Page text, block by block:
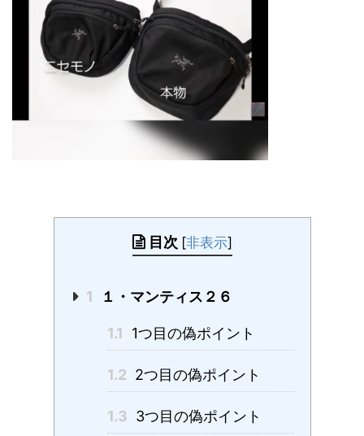
目次 [非表示]
1 １・マンティス２６
1.1 1つ目の偽ポイント
1.2 2つ目の偽ポイント
1.3 3つ目の偽ポイント